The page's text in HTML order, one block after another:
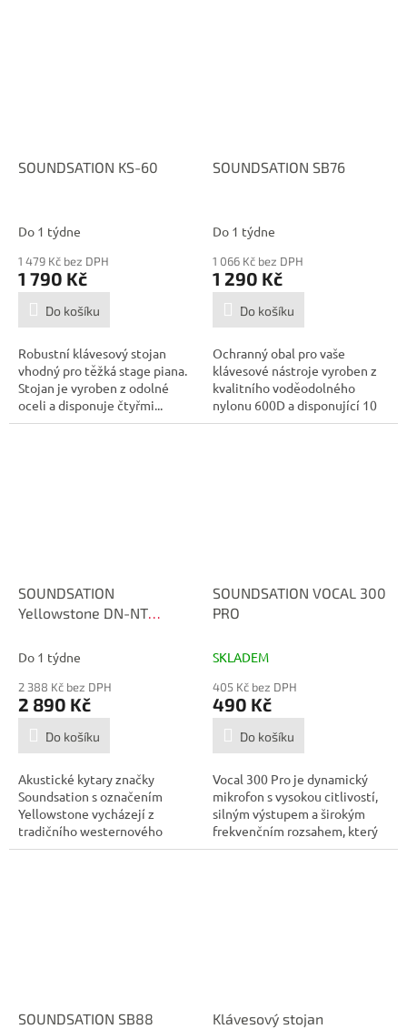
SOUNDSATION KS-60
Do 1 týdne
1 479 Kč bez DPH
1 790 Kč
Do košíku
Robustní klávesový stojan
vhodný pro těžká stage piana.
Stojan je vyroben z odolné
oceli a disponuje čtyřmi...
SOUNDSATION SB76
Do 1 týdne
1 066 Kč bez DPH
1 290 Kč
Do košíku
Ochranný obal pro vaše
klávesové nástroje vyroben z
kvalitního voděodolného
nylonu 600D a disponující 10
mm...
SOUNDSATION
Yellowstone DN-NT
Do 1 týdne
2 388 Kč bez DPH
2 890 Kč
Do košíku
Akustické kytary značky
Soundsation s označením
Yellowstone vycházejí z
tradičního westernového
tvaru Dreadnought....
SOUNDSATION VOCAL 300
PRO
SKLADEM
405 Kč bez DPH
490 Kč
Do košíku
Vocal 300 Pro je dynamický
mikrofon s vysokou citlivostí,
silným výstupem a širokým
frekvenčním rozsahem, který
si...
SOUNDSATION SB88
Klávesový stojan